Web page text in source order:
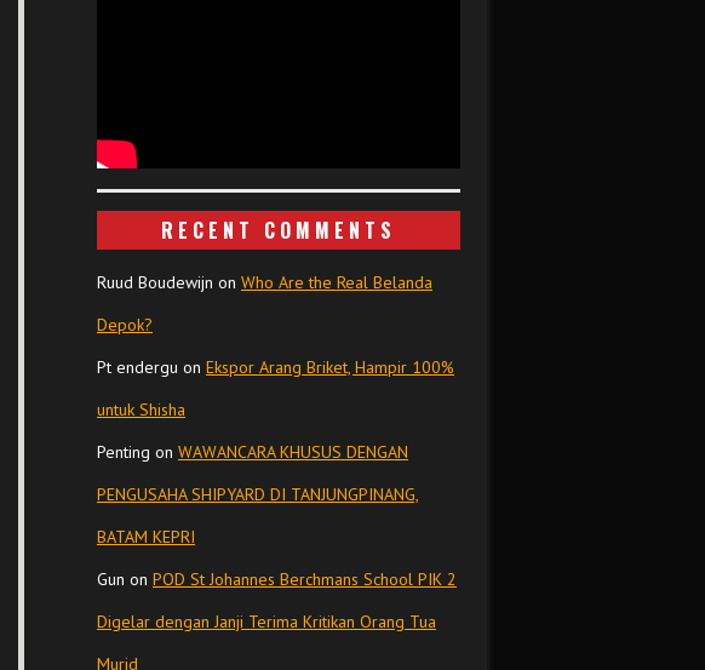
RECENT COMMENTS
Ruud Boudewijn on Who Are the Real Belanda
Depok?
Pt endergu on Ekspor Arang Briket, Hampir 100%
untuk Shisha
Penting on WAWANCARA KHUSUS DENGAN
PENGUSAHA SHIPYARD DI TANJUNGPINANG,
BATAM KEPRI
Gun on POD St Johannes Berchmans School PIK 2
Digelar dengan Janji Terima Kritikan Orang Tua
Murid